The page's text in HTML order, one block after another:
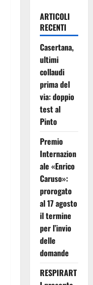
ARTICOLI
RECENTI
Casertana,
ultimi
collaudi
prima del
via: doppio
test al
Pinto
Premio
Internazion
ale «Enrico
Caruso»:
prorogato
al 17 agosto
il termine
per l’invio
delle
domande
RESPIRART